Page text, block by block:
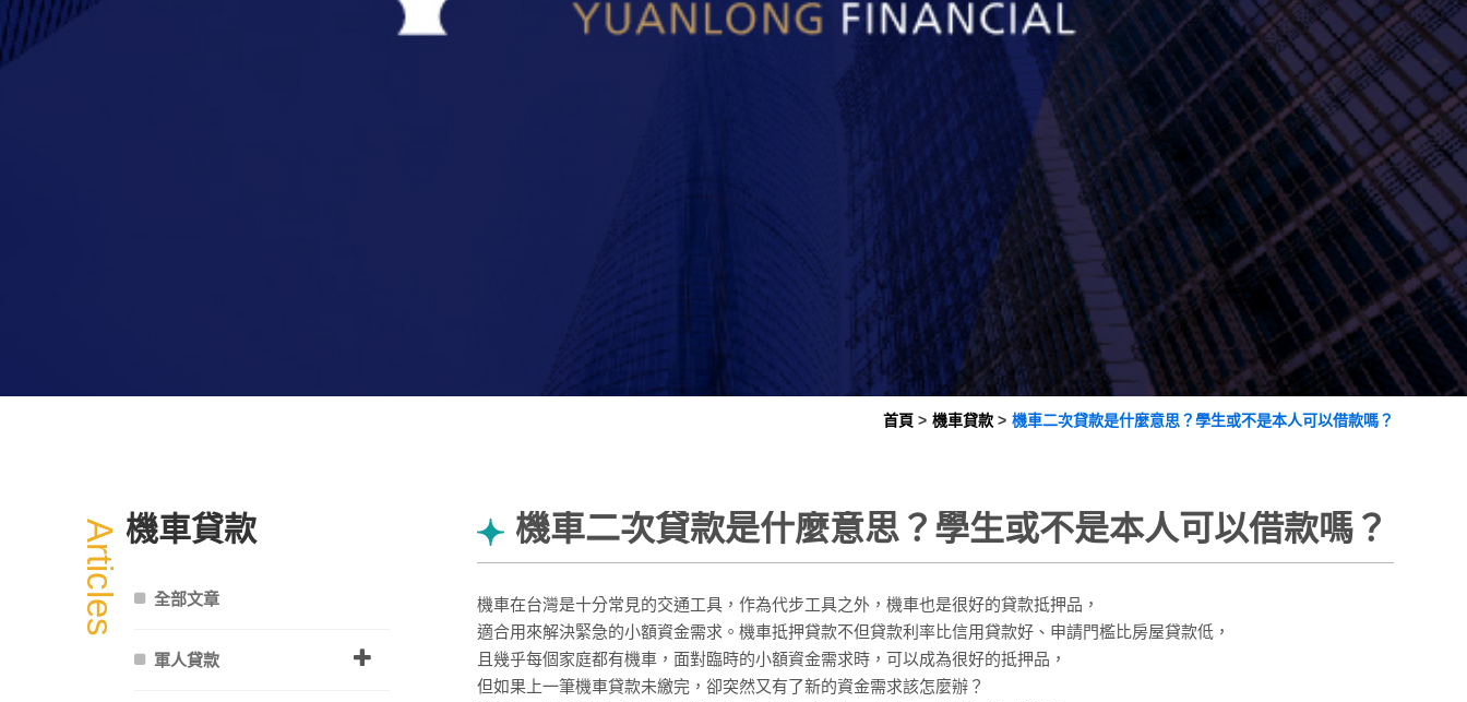
首頁 機車貸款 機車二次貸款是什麼意思？學生或不是本人可以借款嗎？
機車二次貸款是什麼意思？學生或不是本人可以借款嗎？
機車在台灣是十分常見的交通工具，作為代步工具之外，機車也是很好的貸款抵押品，
適合用來解決緊急的小額資金需求。機車抵押貸款不但貸款利率比信用貸款好、申請門檻比房屋貸款低，
且幾乎每個家庭都有機車，面對臨時的小額資金需求時，可以成為很好的抵押品，
但如果上一筆機車貸款未繳完，卻突然又有了新的資金需求該怎麼辦？
機車貸款
Articles 全部文章
軍人貸款